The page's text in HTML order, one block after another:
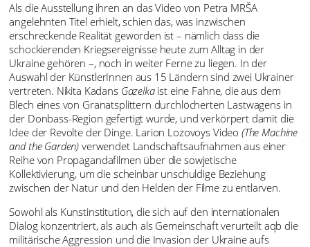
Als die Ausstellung ihren an das Video von Petra MRŠA
angelehnten Titel erhielt, schien das, was inzwischen
erschreckende Realität geworden ist – nämlich dass die
schockierenden Kriegsereignisse heute zum Alltag in der
Ukraine gehören –, noch in weiter Ferne zu liegen. In der
Auswahl der KünstlerInnen aus 15 Ländern sind zwei Ukrainer
vertreten. Nikita Kadans Gazelkaist eine Fahne, die aus dem
Blech eines von Granatsplittern durchlöcherten Lastwagens in
der Donbass-Region gefertigt wurde, und verkörpert damit die
Idee der Revolte der Dinge. Larion Lozovoys Video (The Machine
and the Garden) verwendet Landschaftsaufnahmen aus einer
Reihe von Propagandafilmen über die sowjetische
Kollektivierung, um die scheinbar unschuldige Beziehung
zwischen der Natur und den Helden der Filme zu entlarven.
Sowohl als Kunstinstitution, die sich auf den internationalen
Dialog konzentriert, als auch als Gemeinschaft verurteilt aqb die
militärische Aggression und die Invasion der Ukraine aufs